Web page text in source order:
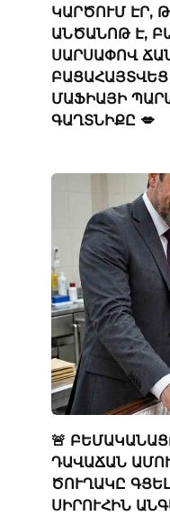
ԿԱՐԾՈՒՄ ԷՐ,
ԱՆԾԱՆՈԹ Է,
ՍԱՐՍԱՓՈՎ
ՄԱՖԻԱՅԻ
ԳԱՂՏՆԻՔԸ 💋
🚨
ԴԱՎԱՃԱՆ
ԾՈՒՂԱԿԸ
ՍԻՐՈՒՀԻՆ